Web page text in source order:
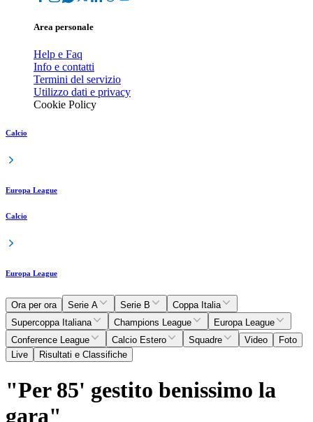
Area personale
Help e Faq
Info e contatti
Termini del servizio
Utilizzo dati e privacy
Cookie Policy
Calcio
Europa League
Calcio
Europa League
Ora per ora Serie A Serie B
Coppa Italia
Supercoppa Italiana
Champions League
Europa League
Conference League
Calcio Estero Squadre Video
Foto
Live
Risultati e Classifiche
"Per 85' gestito benissimo la
gara"